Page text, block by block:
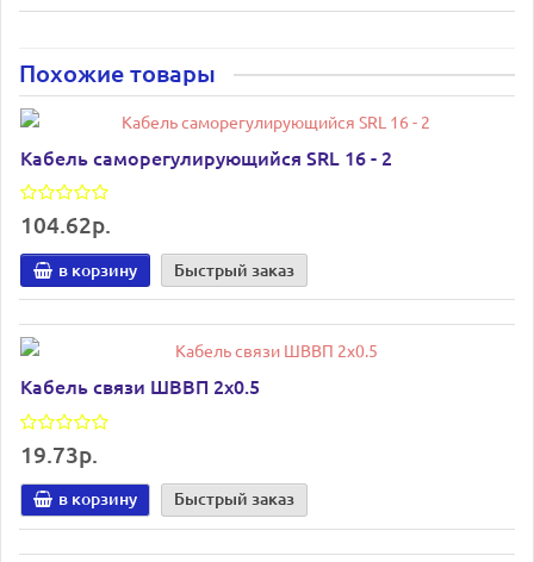
Похожие товары
Кабель саморегулирующийся SRL 16 - 2
104.62р.
в корзину Быстрый заказ
Кабель связи ШВВП 2х0.5
19.73р.
в корзину Быстрый заказ